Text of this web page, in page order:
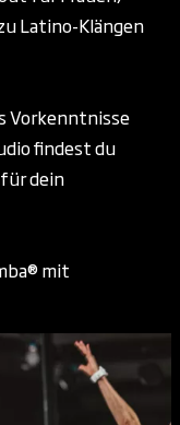
Latino-Klängen
Vorkenntnisse
findest du
dein
mit